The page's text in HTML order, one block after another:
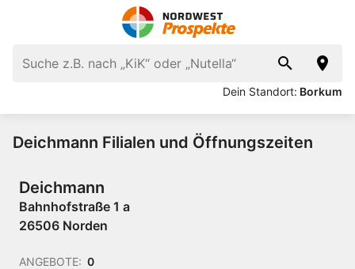
Dein Standort: Borkum
Deichmann Filialen und Öffnungszeiten
Deichmann
Bahnhofstraße 1 a
26506 Norden
ANGEBOTE: 0